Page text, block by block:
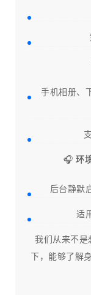
手机相册、
🎧环
后台静默
适
我们从来不是
下，能够了解